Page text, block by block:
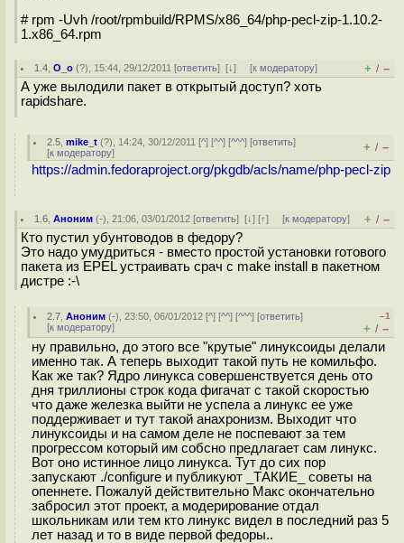
# rpm -Uvh /root/rpmbuild/RPMS/x86_64/php-pecl-zip-1.10.2-
1.x86_64.rpm
1.4 ,O_o (?), 15:44, 29/12/2011 [ответить][↓] [к модератору] + / –
А уже вылодили пакет в открытый доступ? хоть
rapidshare.
2.5 ,mike_t (?), 14:24, 30/12/2011 [^] [^^] [^^^] [ответить]
[к модератору] + / –
https://admin.fedoraproject.org/pkgdb/acls/name/php-pecl-zip
1.6 ,Аноним (-), 21:06, 03/01/2012 [ответить][↓] [↑] [к модератору] + / –
Кто пустил убунтоводов в федору?
Это надо умудриться - вместо простой установки готового
пакета из EPEL устраивать срач с make install в пакетном
дистре :-\
2.7 ,Аноним (-), 23:50, 06/01/2012 [^] [^^] [^^^] [ответить]
[к модератору]
–1
+ / –
ну правильно, до этого все "крутые" линуксоиды делали
именно так. А теперь выходит такой путь не комильфо.
Как же так? Ядро линукса совершенствуется день ото
дня триллионы строк кода фигачат с такой скоростью
что даже железка выйти не успела а линукс ее уже
поддерживает и тут такой анахронизм. Выходит что
линуксоиды и на самом деле не поспевают за тем
прогрессом который им собсно предлагает сам линукс.
Вот оно истинное лицо линукса. Тут до сих пор
запускают ./configure и публикуют _ТАКИЕ_ советы на
опеннете. Пожалуй действительно Макс окончательно
забросил этот проект, а модерирование отдал
школьникам или тем кто линукс видел в последний раз 5
лет назад и то в виде первой федоры..